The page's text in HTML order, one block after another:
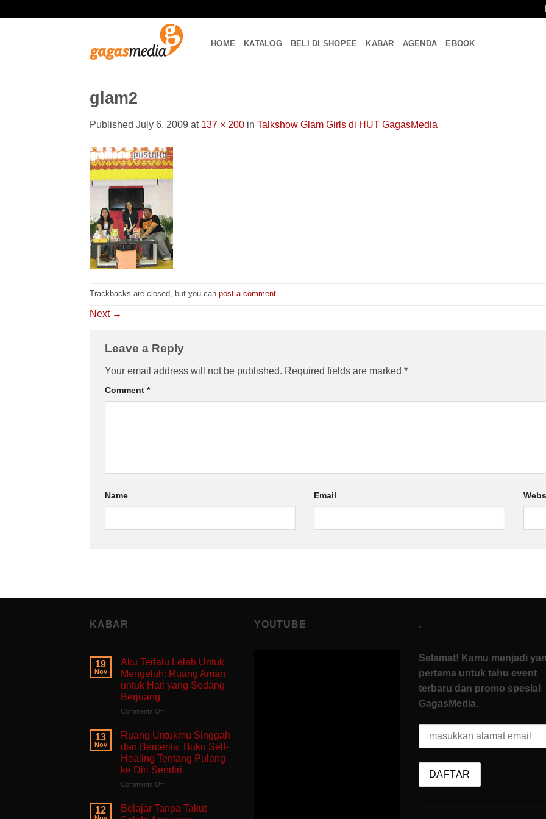
HOME KATALOG BELI DI SHOPEE KABAR AGENDA EBOOK
glam2
Published July 6, 2009 at 137 × 200 in Talkshow Glam Girls di HUT GagasMedia
Trackbacks are closed, but you can post a comment
Next →
Leave a Reply
Your email address will not be published. Required fields are marked *
Comment *
Name Email
KABAR
19
Nov
Aku Terlalu Lelah Untuk
Mengeluh: Ruang Aman
untuk Hati yang Sedang
Berjuang
Comments Offon
Terlalu
Lelah
Untuk
Mengeluh:
Ruang
Aman
yang
13
Nov
Ruang Untukmu Singgah
dan Bercerita: Buku Self-
Healing Tentang Pulang
ke Diri Sendiri
Comments Offon
Untukmu
Singgah
12
Belajar Tanpa Takut
YOUTUBE .
Selamat! Kamu menjadi
pertama untuk tahu event
terbaru dan promo spesial
GagasMedia.